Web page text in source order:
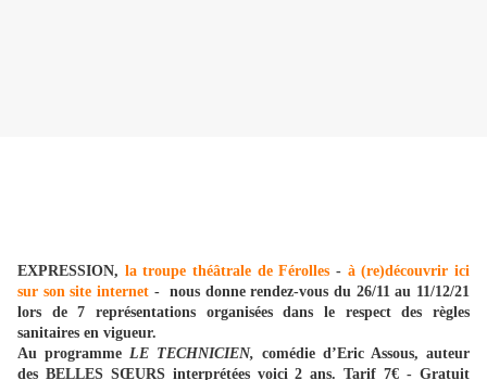
EXPRESSION, la troupe théâtrale de Férolles - à (re)découvrir ici
sur son site internet - nous donne rendez-vous du 26/11 au 11/12/21
lors de 7 représentations organisées dans le respect des règles
sanitaires en vigueur.
Au programme LE TECHNICIEN, comédie d’Eric Assous, auteur
des BELLES SŒURS interprétées voici 2 ans. Tarif 7€ - Gratuit